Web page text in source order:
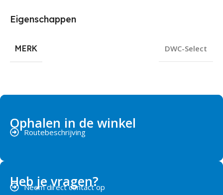
Eigenschappen
MERK DWC-Select
Ophalen in de winkel
Routebeschrijving
Heb je vragen?
Neem direct contact op